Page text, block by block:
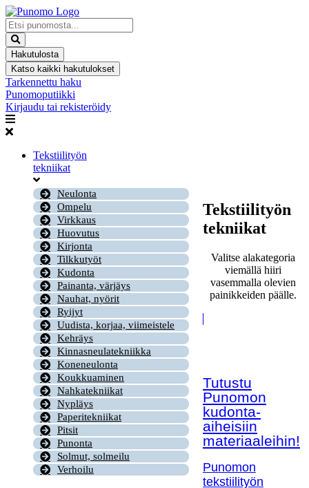
Mene
sisältöön
Search
...
Hakutulosta
Katso kaikki hakutulokset
Tarkennettu haku
Punomoputiikki
Kirjaudu tai rekisteröidy
Tekstiilityön
tekniikat
Neulonta
Ompelu
Virkkaus
Huovutus
Kirjonta
Tilkkutyöt
Kudonta
Painanta, värjäys
Nauhat, nyörit
Ryijyt
Uudista, korjaa, viimeistele
Kehräys
Kinnasneulatekniikka
Koneneulonta
Koukkuaminen
Nahkatekniikat
Nypläys
Paperitekniikat
Pitsit
Punonta
Solmut, solmeilu
Verhoilu
Tekstiilityön
tekniikat
Valitse alakategoria
viemällä hiiri
vasemmalla olevien
painikkeiden päälle.
Tutustu
Punomon
kudonta-
aiheisiin
materiaaleihin!
Punomon
tekstiilityön